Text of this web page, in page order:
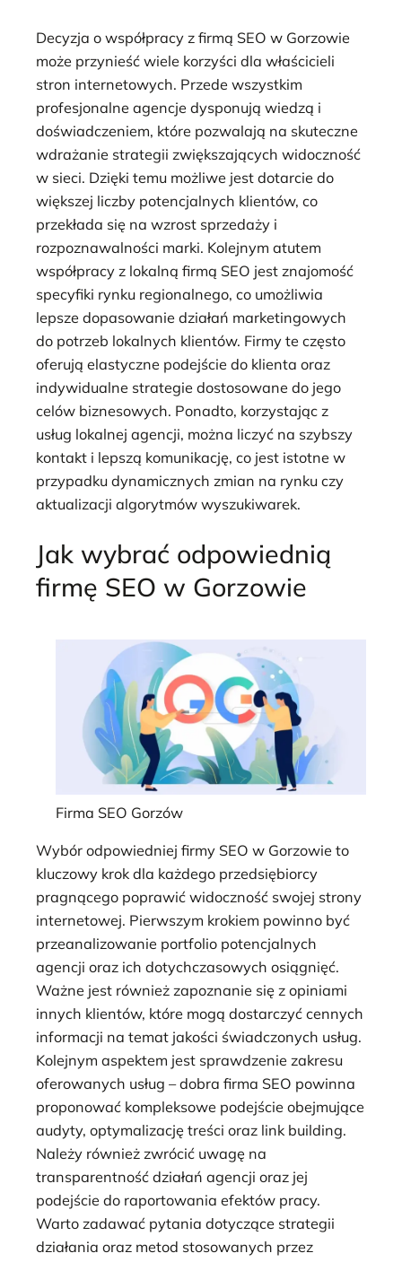
Decyzja o współpracy z firmą SEO w Gorzowie
może przynieść wiele korzyści dla właścicieli
stron internetowych. Przede wszystkim
profesjonalne agencje dysponują wiedzą i
doświadczeniem, które pozwalają na skuteczne
wdrażanie strategii zwiększających widoczność
w sieci. Dzięki temu możliwe jest dotarcie do
większej liczby potencjalnych klientów, co
przekłada się na wzrost sprzedaży i
rozpoznawalności marki. Kolejnym atutem
współpracy z lokalną firmą SEO jest znajomość
specyfiki rynku regionalnego, co umożliwia
lepsze dopasowanie działań marketingowych
do potrzeb lokalnych klientów. Firmy te często
oferują elastyczne podejście do klienta oraz
indywidualne strategie dostosowane do jego
celów biznesowych. Ponadto, korzystając z
usług lokalnej agencji, można liczyć na szybszy
kontakt i lepszą komunikację, co jest istotne w
przypadku dynamicznych zmian na rynku czy
aktualizacji algorytmów wyszukiwarek.
Jak wybrać odpowiednią
firmę SEO w Gorzowie
Firma SEO Gorzów
Wybór odpowiedniej firmy SEO w Gorzowie to
kluczowy krok dla każdego przedsiębiorcy
pragnącego poprawić widoczność swojej strony
internetowej. Pierwszym krokiem powinno być
przeanalizowanie portfolio potencjalnych
agencji oraz ich dotychczasowych osiągnięć.
Ważne jest również zapoznanie się z opiniami
innych klientów, które mogą dostarczyć cennych
informacji na temat jakości świadczonych usług.
Kolejnym aspektem jest sprawdzenie zakresu
oferowanych usług – dobra firma SEO powinna
proponować kompleksowe podejście obejmujące
audyty, optymalizację treści oraz link building.
Należy również zwrócić uwagę na
transparentność działań agencji oraz jej
podejście do raportowania efektów pracy.
Warto zadawać pytania dotyczące strategii
działania oraz metod stosowanych przez